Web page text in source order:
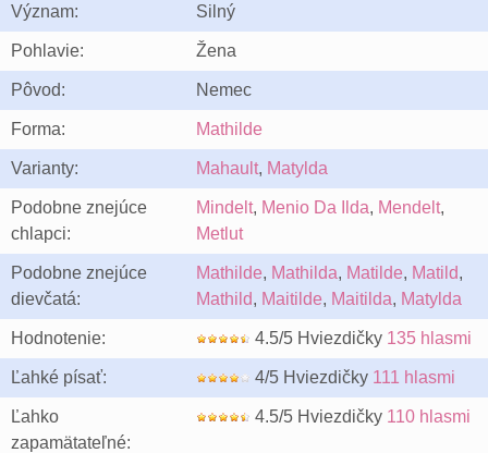
Význam: Silný
Pohlavie: Žena
Pôvod: Nemec
Forma: Mathilde
Varianty: Mahault, Matylda
Podobne znejúce
chlapci:
Mindelt, Menio Da Ilda, Mendelt,
Metlut
Podobne znejúce
dievčatá:
Mathilde, Mathilda, Matilde, Matild,
Mathild, Maitilde, Maitilda, Matylda
Hodnotenie: 4.5/5 Hviezdičky 135 hlasmi
Ľahké písať: 4/5 Hviezdičky 111 hlasmi
Ľahko
zapamätateľné:
4.5/5 Hviezdičky 110 hlasmi